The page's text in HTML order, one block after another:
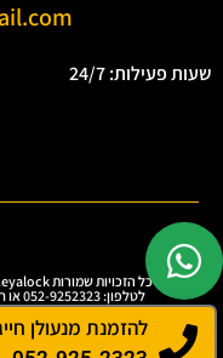
שעות פעילות: 24/7
לטלפון: 052-9252323 או חפשו ברשתות החברתיות ופייסבוק facebook
להזמנת מנעולן